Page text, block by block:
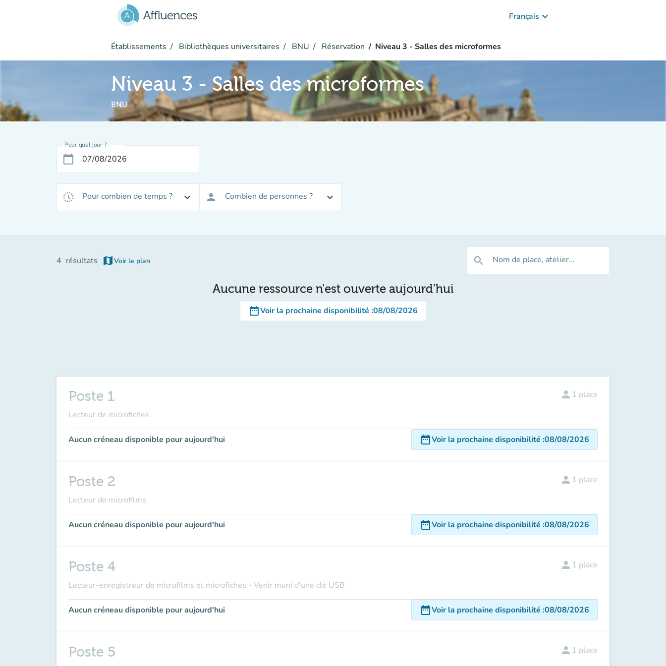
Français keyboard_arrow_down
Établissements Bibliothèques universitaires BNU Réservation Niveau 3 - Salles des microformes
Niveau 3 - Salles des microformes
BNU
Pour quel jour ?
calendar_today
history_toggle_off Pour combien de temps ? expand_more person Combien de personnes ? expand_more
4 résultats map Voir le plan
(nouvel onglet) search Nom de place, atelier...
Aucune ressource n'est ouverte aujourd'hui
date_rangeVoir la prochaine disponibilité :08/08/2026
Poste 1
Lecteur de microfiches
person 1 place
Aucun créneau disponible pour aujourd'hui date_rangeVoir la prochaine disponibilité :08/08/2026
Poste 2
Lecteur de microfilms
person 1 place
Aucun créneau disponible pour aujourd'hui date_rangeVoir la prochaine disponibilité :08/08/2026
Poste 4
Lecteur-enregistreur de microfilms et microfiches - Venir muni d'une clé USB
person 1 place
Aucun créneau disponible pour aujourd'hui date_rangeVoir la prochaine disponibilité :08/08/2026
Poste 5 person 1 place